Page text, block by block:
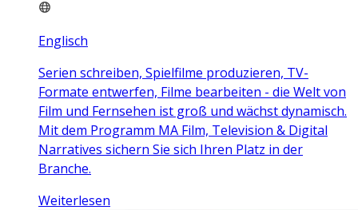
Englisch
Serien schreiben, Spielfilme produzieren, TV-
Formate entwerfen, Filme bearbeiten - die Welt von
Film und Fernsehen ist groß und wächst dynamisch.
Mit dem Programm MA Film, Television & Digital
Narratives sichern Sie sich Ihren Platz in der
Branche.
Weiterlesen